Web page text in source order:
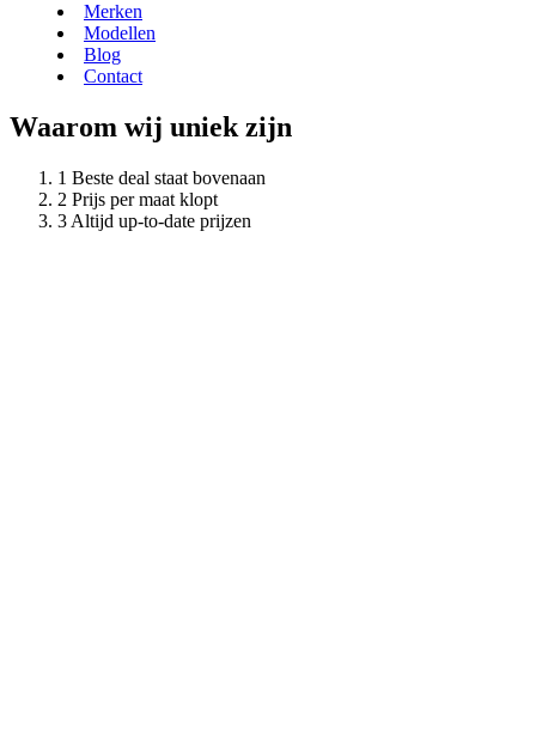
Merken
Modellen
Blog
Contact
Waarom wij uniek zijn
Beste deal staat bovenaan
Prijs per maat klopt
Altijd up-to-date prijzen